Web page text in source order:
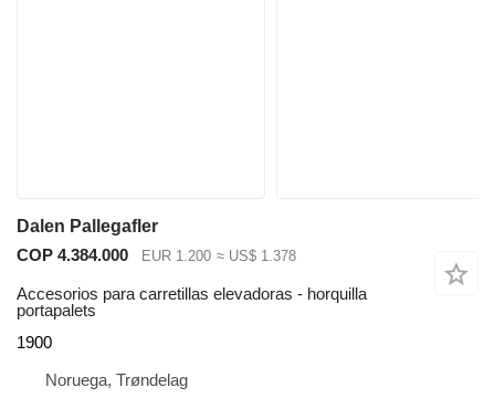
Dalen Pallegafler
COP 4.384.000
EUR 1.200 ≈ US$ 1.378
Accesorios para carretillas elevadoras - horquilla
portapalets
1900
Noruega, Trøndelag